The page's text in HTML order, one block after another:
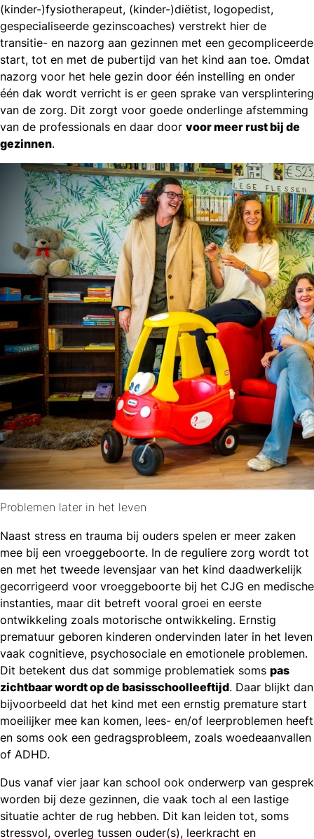
(kinder-)fysiotherapeut, (kinder-)diëtist, logopedist,
gespecialiseerde gezinscoaches) verstrekt hier de
transitie- en nazorg aan gezinnen met een gecompliceerde
start, tot en met de pubertijd van het kind aan toe. Omdat
nazorg voor het hele gezin door één instelling en onder
één dak wordt verricht is er geen sprake van versplintering
van de zorg. Dit zorgt voor goede onderlinge afstemming
van de professionals en daar door voor meer rust bij de
gezinnen.
Problemen later in het leven
Naast stress en trauma bij ouders spelen er meer zaken
mee bij een vroeggeboorte. In de reguliere zorg wordt tot
en met het tweede levensjaar van het kind daadwerkelijk
gecorrigeerd voor vroeggeboorte bij het CJG en medische
instanties, maar dit betreft vooral groei en eerste
ontwikkeling zoals motorische ontwikkeling. Ernstig
prematuur geboren kinderen ondervinden later in het leven
vaak cognitieve, psychosociale en emotionele problemen.
Dit betekent dus dat sommige problematiek soms pas
zichtbaar wordt op de basisschoolleeftijd. Daar blijkt dan
bijvoorbeeld dat het kind met een ernstig premature start
moeilijker mee kan komen, lees- en/of leerproblemen heeft
en soms ook een gedragsprobleem, zoals woedeaanvallen
of ADHD.
Dus vanaf vier jaar kan school ook onderwerp van gesprek
worden bij deze gezinnen, die vaak toch al een lastige
situatie achter de rug hebben. Dit kan leiden tot, soms
stressvol, overleg tussen ouder(s), leerkracht en